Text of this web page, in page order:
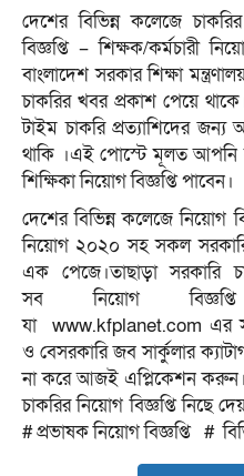
দেশের বিভিন্ন কলেজে
বিজ্ঞপ্তি – শিক্ষক/কর্মচারী
বাংলাদেশ সরকার শিক্ষা
চাকরির খবর প্রকাশ পেয়ে
টাইম চাকরি প্রত্যাশিদের জন্য
থাকি ।এই পোস্টে মূলত আপনি
শিক্ষিকা নিয়োগ বিজ্ঞপ্তি পাবেন।
দেশের বিভিন্ন কলেজে নিয়োগ
নিয়োগ ২০২০ সহ সকল
এক পেজে।তাছাড়া সরকারি
সব নিয়োগ
যা www.kfplanet.com এর
ও বেসরকারি জব সার্কুলার
না করে আজই এপ্লিকেশন
চাকরির নিয়োগ বিজ্ঞপ্তি নিছে
# প্রভাষক নিয়োগ বিজ্ঞপ্তি #